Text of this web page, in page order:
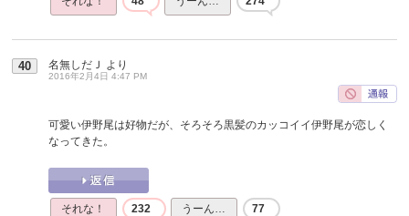
40 名無しだＪ より
2016年2月4日 4:47 PM
可愛い伊野尾は好物だが、そろそろ黒髪のカッコイイ伊野尾が恋しく
なってきた。
それな！ 232 うーん… 77